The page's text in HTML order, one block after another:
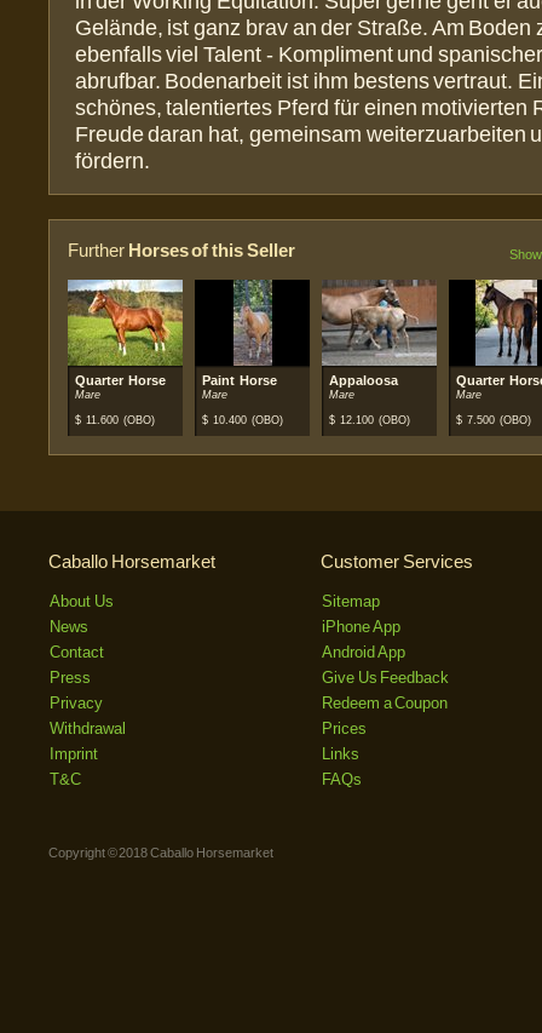
Gelände, ist ganz brav an der Straße. Am Boden
ebenfalls viel Talent - Kompliment und
abrufbar. Bodenarbeit ist ihm bestens vertraut.
schönes, talentiertes Pferd für einen motivierten
Freude daran hat, gemeinsam weiterzuarbeiten
fördern.
Further Horses of this Seller
Quarter Horse
Mare
$ 11.600 (OBO)
Paint Horse
Mare
$ 10.400 (OBO)
Appaloosa
Mare
$ 12.100 (OBO)
Quarter
Mare
$ 7.500 (OBO)
Caballo Horsemarket
About Us
News
Contact
Press
Privacy
Withdrawal
Imprint
T&C
Customer Services
Sitemap
iPhone App
Android App
Give Us Feedback
Redeem a Coupon
Prices
Links
FAQs
Copyright © 2018 Caballo Horsemarket